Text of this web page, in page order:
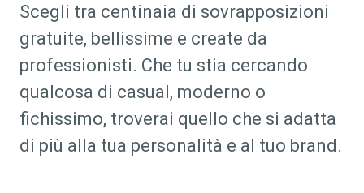
Scegli tra centinaia di sovrapposizioni
gratuite, bellissime e create da
professionisti. Che tu stia cercando
qualcosa di casual, moderno o
fichissimo, troverai quello che si adatta
di più alla tua personalità e al tuo brand.